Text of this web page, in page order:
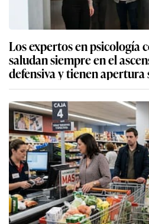
Los expertos en psicología
saludan siempre en el
defensiva y tienen apertura